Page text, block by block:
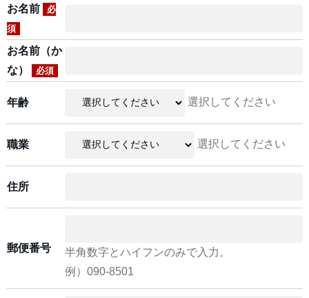
お名前
必
須
お名前（か
な）
必須
年齢 選択してください
職業 選択してください
住所
郵便番号
半角数字とハイフンのみで入力。
例）090-8501